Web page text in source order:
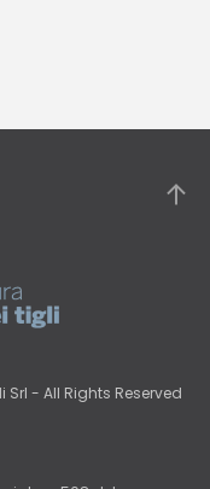
- All Rights Reserved